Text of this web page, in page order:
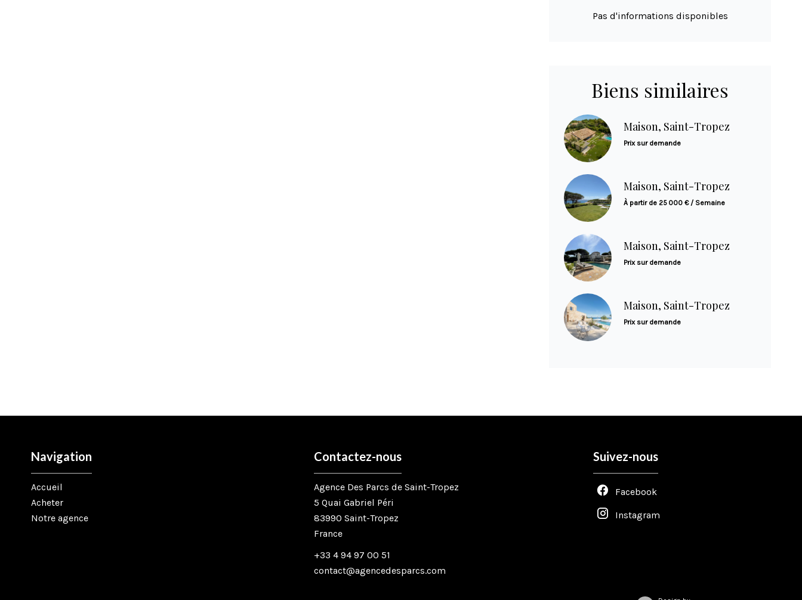
Pas d'informations disponibles
Biens similaires
Maison, Saint-Tropez
Prix sur demande
Maison, Saint-Tropez
À partir de 25 000 € / Semaine
Maison, Saint-Tropez
Prix sur demande
Maison, Saint-Tropez
Prix sur demande
Navigation
Accueil
Acheter
Notre agence
Contactez-nous
Agence Des Parcs de Saint-Tropez
5 Quai Gabriel Péri
83990 Saint-Tropez
France
+33 4 94 97 00 51
contact@agencedesparcs.com
Suivez-nous
Facebook
Instagram